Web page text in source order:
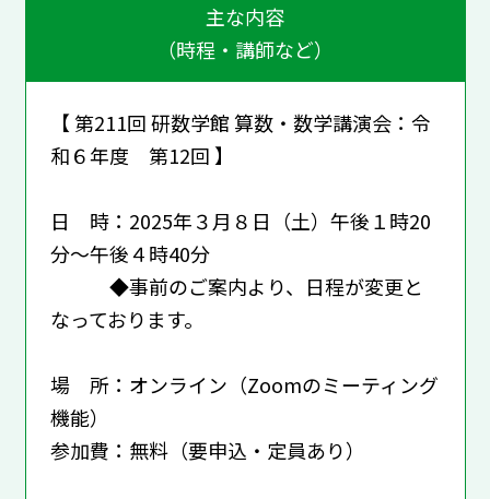
主な内容
（時程・講師など）
【 第211回 研数学館 算数・数学講演会：令
和６年度 第12回 】
日 時：2025年３月８日（土）午後１時20
分～午後４時40分
◆事前のご案内より、日程が変更と
なっております。
場 所：オンライン（Zoomのミーティング
機能）
参加費：無料（要申込・定員あり）